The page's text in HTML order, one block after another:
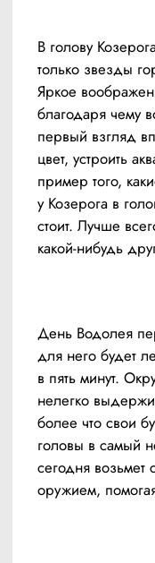
В голову
только звезды
Яркое
благодаря чему
первый взгляд
цвет, устроить
пример того,
у Козерога в
стоит. Лучше
какой-нибудь
День Водолея
для него будет
в пять минут.
нелегко
более что свои
головы в самый
сегодня возьмет
оружием,